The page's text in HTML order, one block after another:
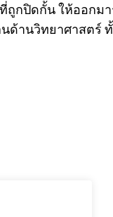
กปิดกั้น ให้ออกม
านวิทยาศาสตร์